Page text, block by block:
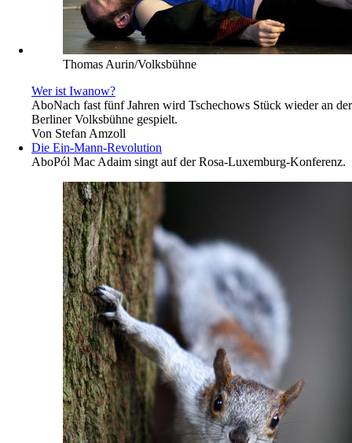
Thomas Aurin/Volksbühne
Wer ist Iwanow?
AboNach fast fünf Jahren wird Tschechows Stück wieder an der
Berliner Volksbühne gespielt.
Von Stefan Amzoll
Die Ein-Mann-Revolution
AboPól Mac Adaim singt auf der Rosa-Luxemburg-Konferenz.